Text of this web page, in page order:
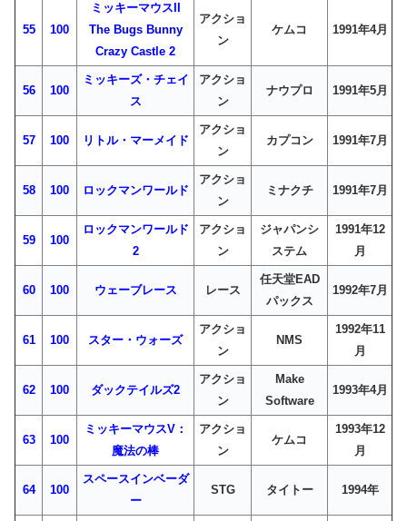
55 100
ミッキーマウスII
The Bugs Bunny
Crazy Castle 2
アクショ
ン
ケムコ 1991年4月
56 100
ミッキーズ・チェイ
ス
アクショ
ン
ナウプロ 1991年5月
57 100 リトル・マーメイド
アクショ
ン
カプコン 1991年7月
58 100 ロックマンワールド
アクショ
ン
ミナクチ 1991年7月
59 100
ロックマンワールド
2
アクショ
ン
ジャパンシ
ステム
1991年12
月
60 100 ウェーブレース レース
任天堂EAD
パックス
1992年7月
61 100 スター・ウォーズ
アクショ
ン
NMS
1992年11
月
62 100 ダックテイルズ2
アクショ
ン
Make
Software
1993年4月
63 100
ミッキーマウスV：
魔法の棒
アクショ
ン
ケムコ
1993年12
月
64 100
スペースインベーダ
ー
STG タイトー 1994年